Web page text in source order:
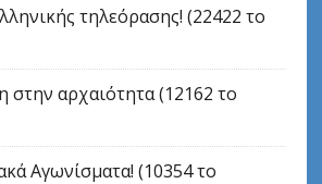
τηλεόρασης! (22422 το
στην αρχαιότητα (12162 το
Αγωνίσματα! (10354 το